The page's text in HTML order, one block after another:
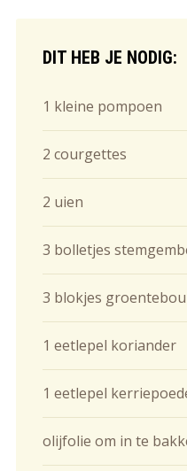
DIT HEB JE NODIG:
1 kleine pompoen
2 courgettes
2 uien
3 bolletjes
3 blokjes
1 eetlepel koriander
1 eetlepel
olijfolie om in te